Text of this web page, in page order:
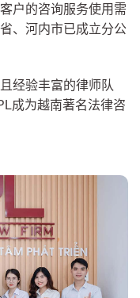
户的咨询服务使用需
、河内市已成立分公
经验丰富的律师队
成为越南著名法律咨